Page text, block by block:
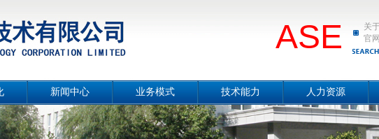
ASE
关
官网
新闻中心
公司要闻
媒体报道
业务模式
总体介绍
设计咨询
技术能力
技术能力概况
冶金工程技术
人力资源
资源概况
招聘信息